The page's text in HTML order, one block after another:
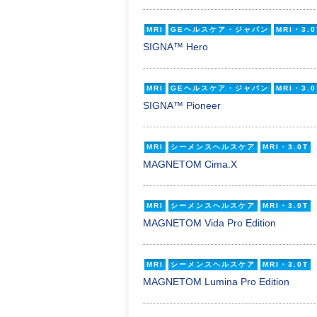
MRI GEヘルスケア・ジャパン MRI・
SIGNA™ Hero
MRI GEヘルスケア・ジャパン MRI・
SIGNA™ Pioneer
MRI シーメンスヘルスケア MRI・3.0T
MAGNETOM Cima.X
MRI シーメンスヘルスケア MRI・3.0T
MAGNETOM Vida Pro Edition
MRI シーメンスヘルスケア MRI・3.0T
MAGNETOM Lumina Pro Edition